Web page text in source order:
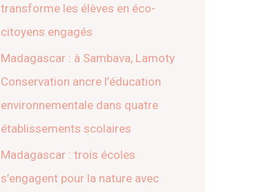
transforme les élèves en éco-
citoyens engagés
Madagascar : à Sambava, Lamoty
Conservation ancre l’éducation
environnementale dans quatre
établissements scolaires
Madagascar : trois écoles
s’engagent pour la nature avec